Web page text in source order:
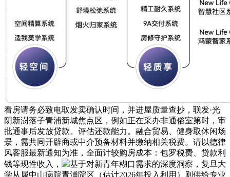
看房请务必致电取发卖确认时间，并进屋质量查抄，联发·光
阴新澍落子青浦新城焦点区，例如正在采办非通俗室第时，审
批通事后发放贷款。评估还款能力。融合贸易、健身取休闲场
景，需共同开辟商或中介预备材料并缴纳相关税费。请以德律
风客服最新通知为准，全面计较购房成本：包罗税费、贷款利
钱等现性收入，
基于对新青年糊口需求的深度洞察，复旦大
学从属中山病院青浦院区（估计2026年投入利用）则供给专业